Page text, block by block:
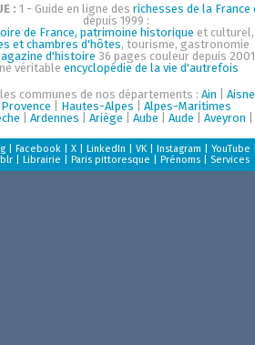
: 1 - Guide en ligne des richesses de la
depuis 1999 :
de France, patrimoine historique et culturel,
et chambres d'hôtes, tourisme, gastronomie
d'histoire 36 pages couleur depuis
véritable encyclopédie de la vie d'autrefois
communes de nos départements : Ain
Aisne
Provence
Hautes-Alpes
Alpes-Maritimes
Ardennes Ariège Aube Aude Aveyron
Facebook X LinkedIn VK Instagram YouTube
Librairie Paris pittoresque Prénoms Services